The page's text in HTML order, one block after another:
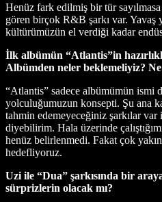
Henüz fark edilmiş bir tür
gören birçok R&B şarkı var. Yavaş
kültürümüzün el verdiği kadar
İlk albümün “Atlantis”in
Albümden neler beklemeliyiz?
“Atlantis” sadece albümümün ismi
yolculuğumuzun konsepti. Şu ana
tahmin edemeyeceğiniz şarkılar
diyebilirim. Hala üzerinde
henüz belirlenmedi. Fakat çok
hedefliyoruz.
Uzi ile “Dua” şarkısında bir
sürprizlerin olacak mı?